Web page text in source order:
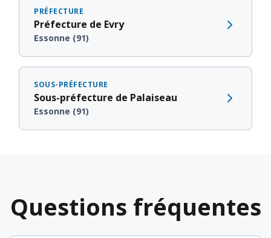
PRÉFECTURE
Préfecture de Evry
Essonne (91)
SOUS-PRÉFECTURE
Sous-préfecture de Palaiseau
Essonne (91)
Questions fréquentes